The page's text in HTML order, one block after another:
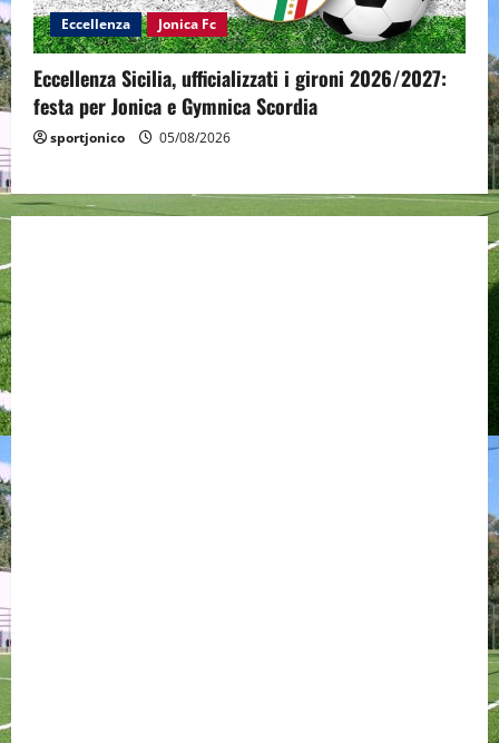
Eccellenza Jonica Fc
Eccellenza Sicilia, ufficializzati i gironi 2026/2027:
festa per Jonica e Gymnica Scordia
sportjonico 05/08/2026